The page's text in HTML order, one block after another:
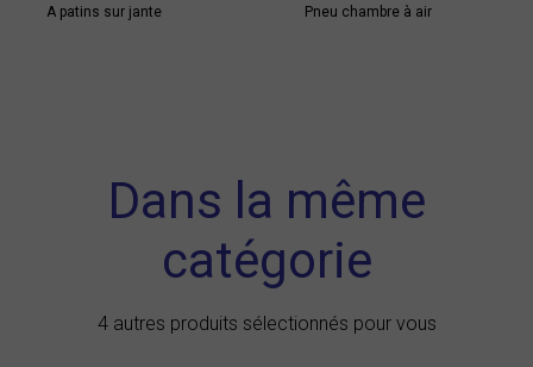
A patins sur jante Pneu chambre à air
Dans la même
catégorie
4 autres produits sélectionnés pour vous